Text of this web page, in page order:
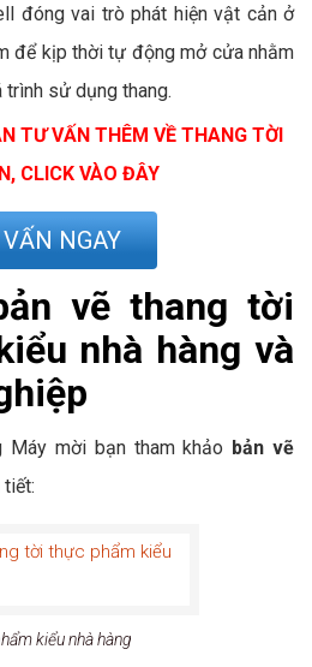
đóng vai trò phát hiện vật cản ở
để kịp thời tự động mở cửa nhằm
sử dụng thang.
TƯ VẤN THÊM VỀ THANG TỜI
CLICK VÀO ĐÂY
NGAY
vẽ thang tời
nhà hàng và
Máy mời bạn tham khảo bản vẽ
tiết:
kiểu nhà hàng